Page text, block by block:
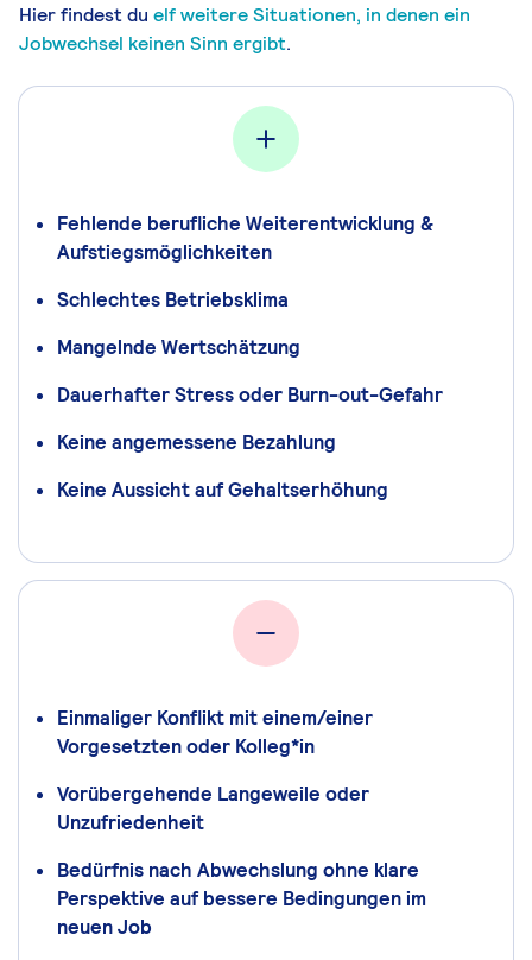
Hier findest du elf weitere Situationen, in denen ein
Jobwechsel keinen Sinn ergibt.
Fehlende berufliche Weiterentwicklung &
Aufstiegsmöglichkeiten
Schlechtes Betriebsklima
Mangelnde Wertschätzung
Dauerhafter Stress oder Burn-out-Gefahr
Keine angemessene Bezahlung
Keine Aussicht auf Gehaltserhöhung
Einmaliger Konflikt mit einem/einer
Vorgesetzten oder Kolleg*in
Vorübergehende Langeweile oder
Unzufriedenheit
Bedürfnis nach Abwechslung ohne klare
Perspektive auf bessere Bedingungen im
neuen Job